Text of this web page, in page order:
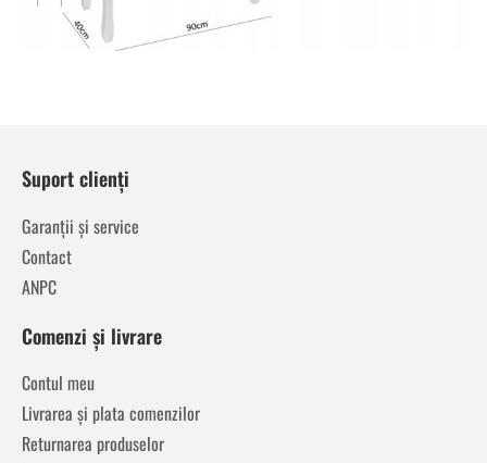
Suport clienți
Garanții și service
Contact
ANPC
Comenzi și livrare
Contul meu
Livrarea și plata comenzilor
Returnarea produselor